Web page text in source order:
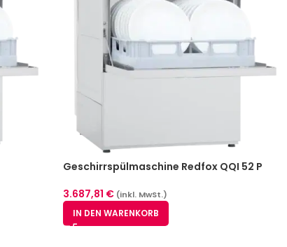
Geschirrspülmaschine Redfox QQI 52 P
3.687,81 € (inkl. MwSt.)
IN DEN WARENKORB